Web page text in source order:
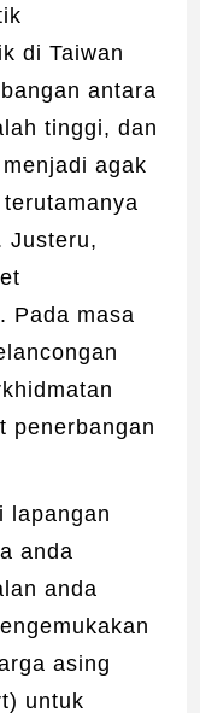
di Taiwan
antara
tinggi, dan
agak
Justeru,
Pada masa
penerbangan
lapangan
anda
anda
asing
untuk